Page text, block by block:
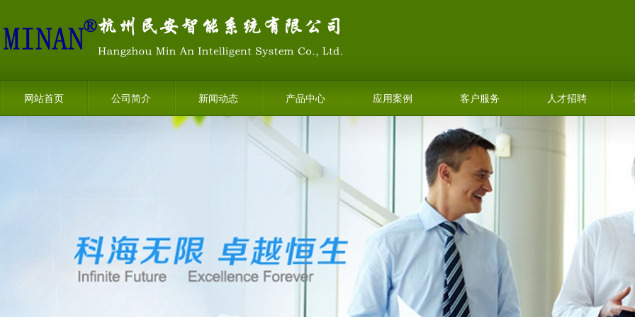
网站首页 公司简介 新闻动态 产品中心 应用案例 客户服务 人才招聘